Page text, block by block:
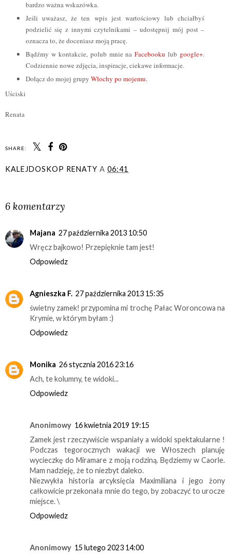
bardzo ważna wskazówka.
Jeśli uważasz, że ten wpis jest wartościowy lub chciałbyś
podzielić się z innymi czytelnikami – udostępnij mój post –
oznacza to, że doceniasz moją pracę.
Bądźmy w kontakcie, polub mnie naFacebooku lub google+.
Codziennie nowe zdjęcia, inspiracje, ciekawe informacje.
Dołącz do mojej grupy Włochy po mojemu.
Uściski
Renata
SHARE:
KALEJDOSKOP RENATY A 06:41
6 komentarzy
Majana 27 października 2013 10:50
Wręcz bajkowo! Przepięknie tam jest!
Odpowiedz
Agnieszka F. 27 października 2013 15:35
świetny zamek! przypomina mi trochę Pałac Woroncowa na
Krymie, w którym byłam :)
Odpowiedz
Monika 26 stycznia 2016 23:16
Ach, te kolumny, te widoki...
Odpowiedz
Anonimowy 16 kwietnia 2019 19:15
Zamek jest rzeczywiście wspaniały a widoki spektakularne !
Podczas tegorocznych wakacji we Włoszech planuję
wycieczkę do Miramare z moją rodziną. Będziemy w Caorle.
Mam nadzieję, że to niezbyt daleko.
Niezwykła historia arcyksięcia Maximiliana i jego żony
całkowicie przekonała mnie do tego, by zobaczyć to urocze
miejsce. \
Odpowiedz
Anonimowy 15 lutego 2023 14:00